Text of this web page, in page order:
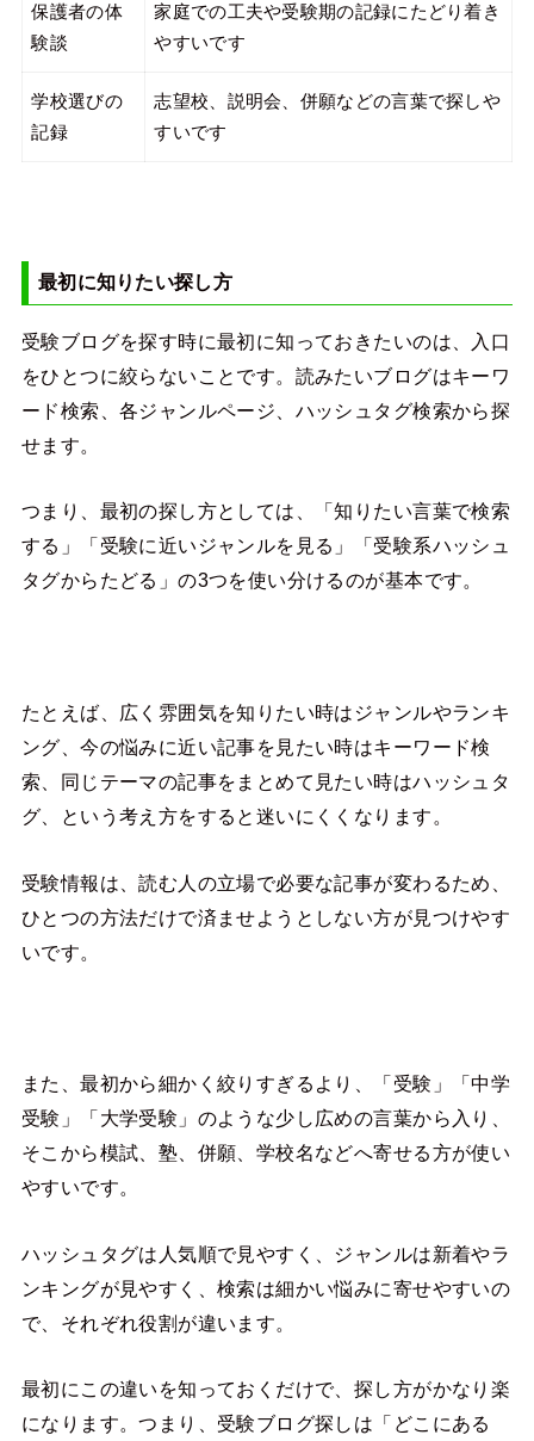
保護者の体
験談
家庭での工夫や受験期の記録にたどり着き
やすいです
学校選びの
記録
志望校、説明会、併願などの言葉で探しや
すいです
最初に知りたい探し方
受験ブログを探す時に最初に知っておきたいのは、入口
をひとつに絞らないことです。読みたいブログはキーワ
ード検索、各ジャンルページ、ハッシュタグ検索から探
せます。
つまり、最初の探し方としては、「知りたい言葉で検索
する」「受験に近いジャンルを見る」「受験系ハッシュ
タグからたどる」の3つを使い分けるのが基本です。
たとえば、広く雰囲気を知りたい時はジャンルやランキ
ング、今の悩みに近い記事を見たい時はキーワード検
索、同じテーマの記事をまとめて見たい時はハッシュタ
グ、という考え方をすると迷いにくくなります。
受験情報は、読む人の立場で必要な記事が変わるため、
ひとつの方法だけで済ませようとしない方が見つけやす
いです。
また、最初から細かく絞りすぎるより、「受験」「中学
受験」「大学受験」のような少し広めの言葉から入り、
そこから模試、塾、併願、学校名などへ寄せる方が使い
やすいです。
ハッシュタグは人気順で見やすく、ジャンルは新着やラ
ンキングが見やすく、検索は細かい悩みに寄せやすいの
で、それぞれ役割が違います。
最初にこの違いを知っておくだけで、探し方がかなり楽
になります。つまり、受験ブログ探しは「どこにある